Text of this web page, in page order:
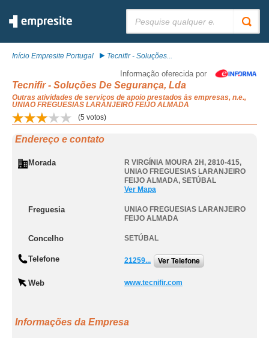
Início Empresite Portugal Tecnifir - Soluções...
Informação oferecida por
Tecnifir - Soluções De Segurança, Lda
Outras atividades de serviços de apoio prestados às empresas, n.e.,
UNIAO FREGUESIAS LARANJEIRO FEIJO ALMADA
(5 votos)
Endereço e contato
Morada R VIRGÍNIA MOURA 2H, 2810-415,
UNIAO FREGUESIAS LARANJEIRO
FEIJO ALMADA, SETÚBAL
Ver Mapa
Freguesia
UNIAO FREGUESIAS LARANJEIRO
FEIJO ALMADA
Concelho SETÚBAL
Telefone 21259... Ver Telefone
Web www.tecnifir.com
Informações da Empresa